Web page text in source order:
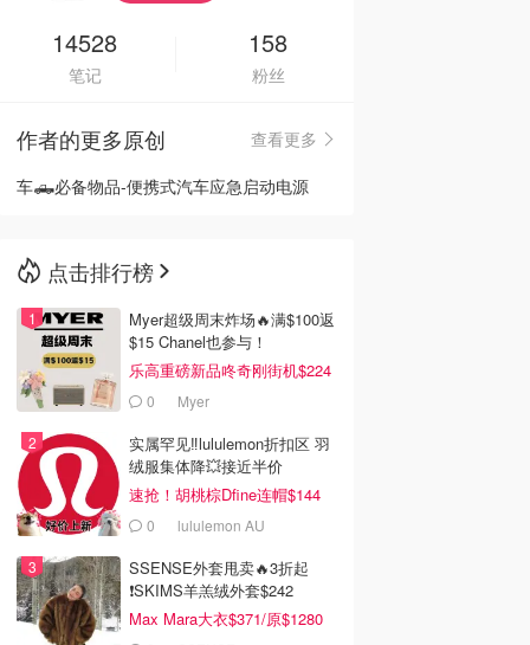
🇮🇹
🇦🇺
🇳🇿新西兰
14528
笔记
158
粉丝
作者的更多原创
查看更多
车🛻必备物品-便携式汽车应急启动电源
点击排行榜
Myer超级周末炸场🔥满$100返
$15 Chanel也参与！
乐高重磅新品咚奇刚街机$224
0 Myer
实属罕见‼️lululemon折扣区 羽
绒服集体降💥接近半价
速抢！胡桃棕Dfine连帽$144
0 lululemon AU
SSENSE外套甩卖🔥3折起
❗SKIMS羊羔绒外套$242
Max Mara大衣$371/原$1280